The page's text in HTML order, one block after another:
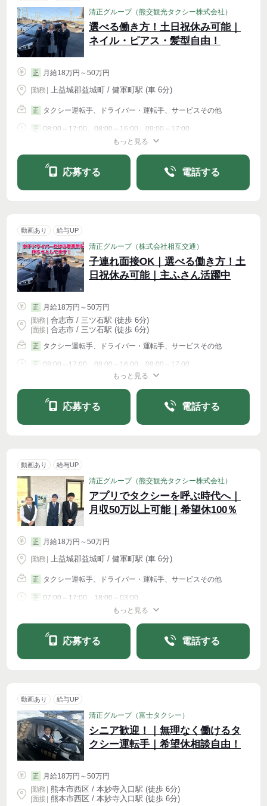
清正グループ（熊交観光タクシー株式会社）
選べる働き方！土日祝休み可能｜
ネイル・ピアス・髪型自由！
正 月給18万円～50万円
|勤務 上益城郡益城町 / 健軍町駅 (車 6分)
正 タクシー運転手、ドライバー・運転手、サービスその他
正 08:00～17:00、08:00～16:00、09:00～17:00
もっと見る
応募する 電話する
動画あり 給与UP
清正グループ（株式会社相互交通）
子連れ面接OK｜選べる働き方！土
日祝休み可能｜主ふさん活躍中
正
月給18万円～50万円
|勤務 合志市 / 三ツ石駅 (徒歩 6分)
| 面接 | 合志市 / 三ツ石駅 (徒歩 6分)
正 タクシー運転手、ドライバー・運転手、サービスその他
正 08:00～17:00、08:00～16:00、09:00～17:00
もっと見る
応募する 電話する
動画あり 給与UP
清正グループ（熊交観光タクシー株式会社）
アプリでタクシーを呼ぶ時代へ｜
月収50万以上可能｜希望休100％
正 月給18万円～50万円
|勤務 上益城郡益城町 / 健軍町駅 (車 6分)
正 タクシー運転手、ドライバー・運転手、サービスその他
正 07:00～17:00、18:00～03:00
もっと見る
応募する 電話する
動画あり 給与UP
清正グループ（富士タクシー）
シニア歓迎！｜無理なく働けるタ
クシー運転手｜希望休相談自由！
正
月給18万円～50万円
|勤務 熊本市西区 / 本妙寺入口駅 (徒歩 6分)
| 面接 | 熊本市西区 / 本妙寺入口駅 (徒歩 6分)